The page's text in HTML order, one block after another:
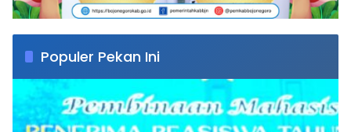
Populer Pekan Ini